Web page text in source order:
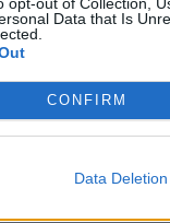
Data that Is
CONFIRM
Data Deletion
les Terres de